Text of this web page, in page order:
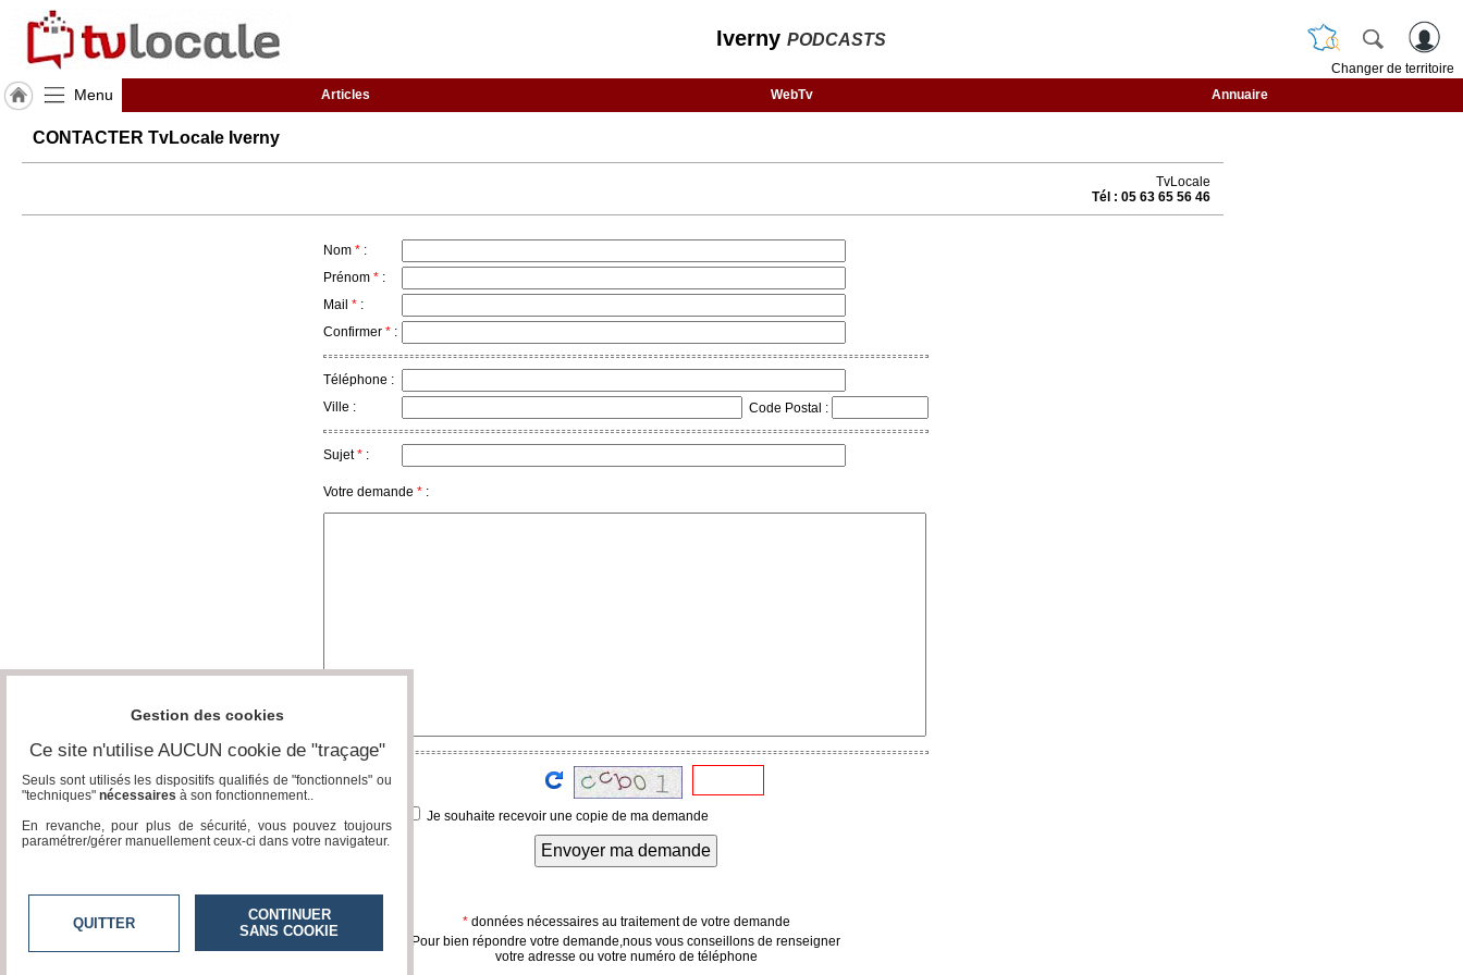
Iverny PODCASTS
Changer de territoire
Menu Articles WebTv Annuaire
J'adhère
Hulcoq
Iverny
Accès
éditeur
CONTACTER TvLocale Iverny
TvLocale
Tél : 05 63 65 56 46
Nom * :
Prénom * :
Mail * :
Confirmer * :
Téléphone :
Ville :
Code Postal :
Sujet* :
Votre demande * :
Je souhaite recevoir une copie de ma demande
Envoyer ma demande
*données nécessaires au traitement de votre demande
Pour bien répondre votre demande,nous vous conseillons de renseigner
votre adresse ou votre numéro de téléphone
Gestion des cookies
Ce site n'utilise AUCUN cookie de "traçage"
Seuls sont utilisés les dispositifs qualifiés de "fonctionnels" ou
"techniques" nécessaires à son fonctionnement..
En revanche, pour plus de sécurité, vous pouvez toujours
paramétrer/gérer manuellement ceux-ci dans votre navigateur.
QUITTER
CONTINUER
SANS COOKIE